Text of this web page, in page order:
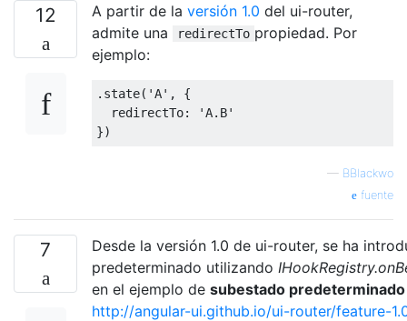
12 A partir de la versión 1.0 del ui-router,
admite una
redirectTo propiedad. Por
ejemplo:
. state( 'A' ,
{
  redirectTo
:
'A.B'
})
— BBlackwo
fuente
7
Desde la versión 1.0 de ui-router, se ha
predeterminado utilizando
en el ejemplo de subestado
http://angular-ui.github.io/ui-router/feature-